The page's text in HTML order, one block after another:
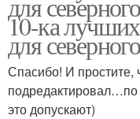
10-ка
для
Спасибо! И простите,
подредактировал…по
это допускают)